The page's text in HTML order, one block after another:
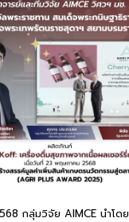
กลุ่มวิจัย AIMCE นำโดย